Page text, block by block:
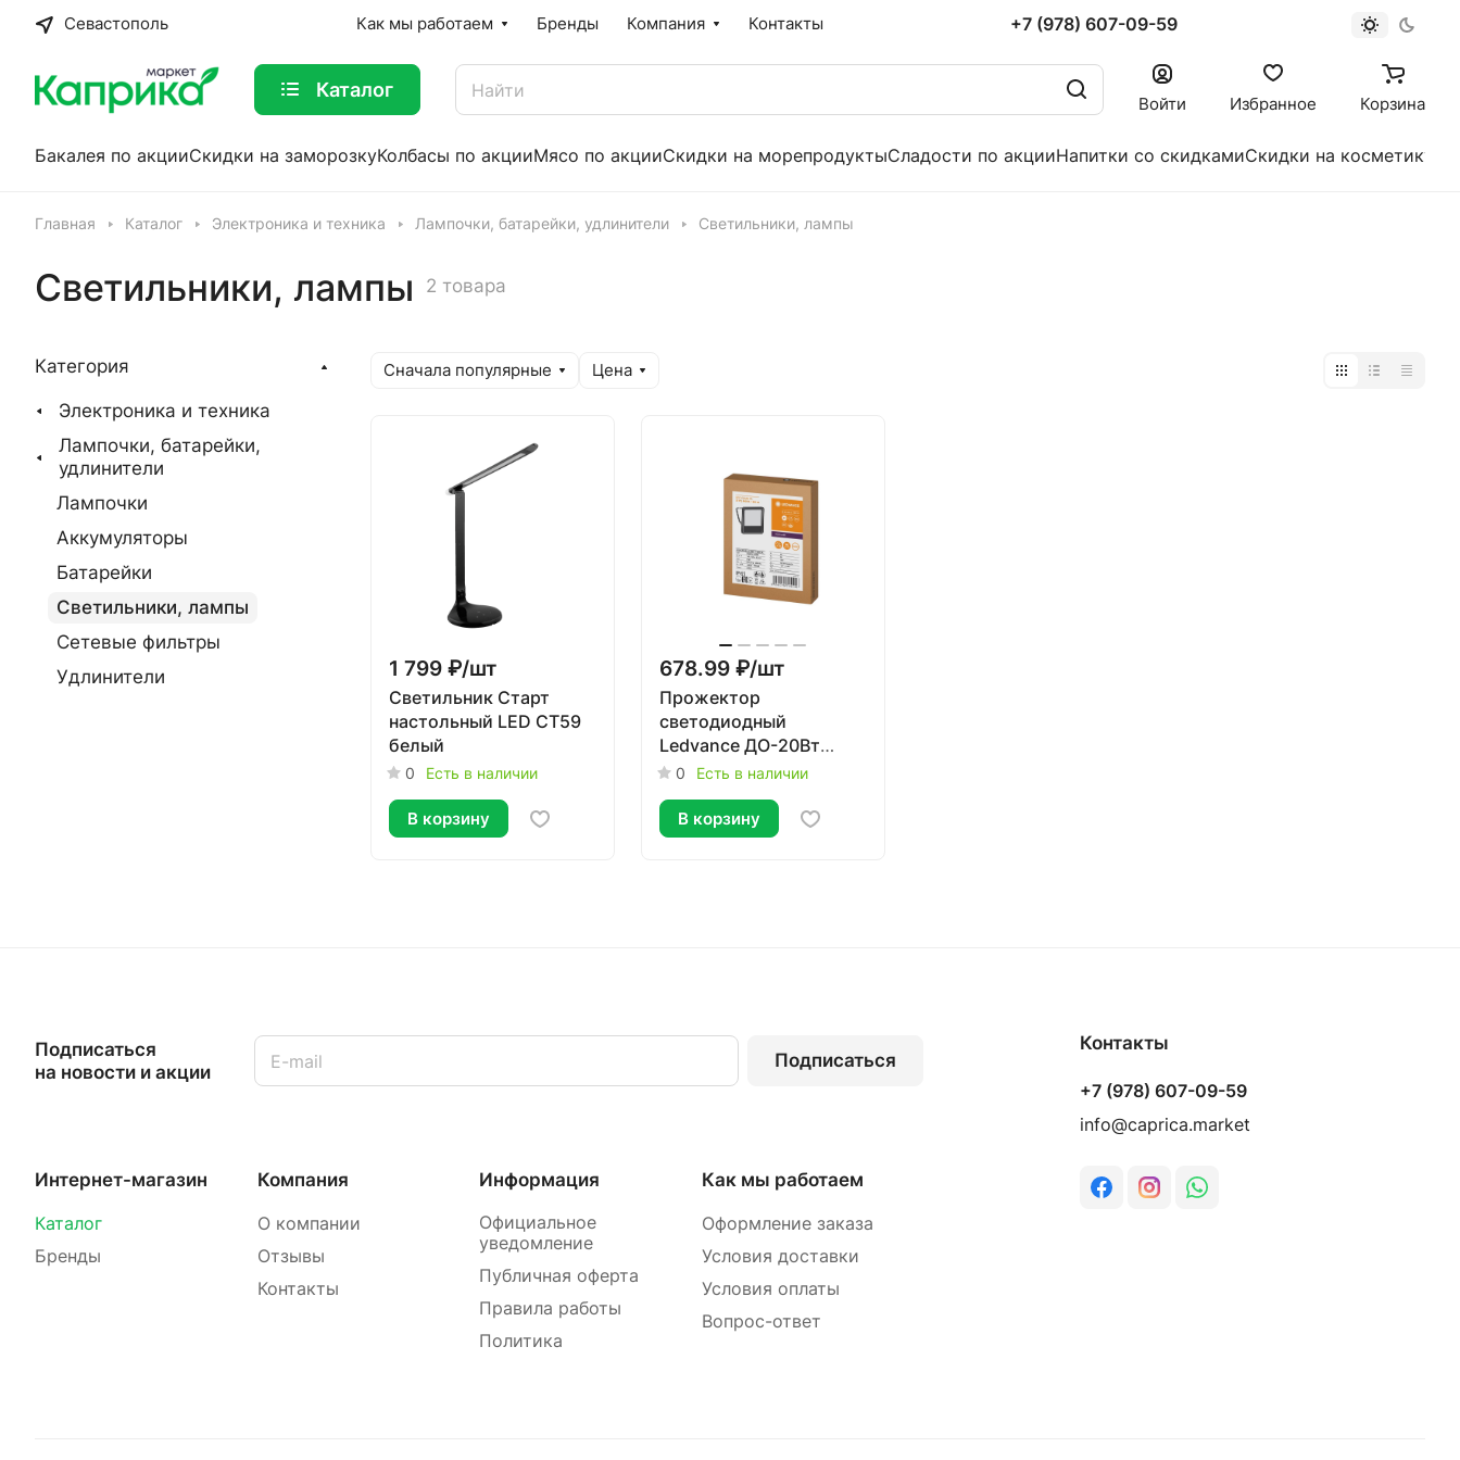
Севастополь Как мы работаем Бренды Компания Контакты +7 (978) 607-09-59
Каталог
Войти Избранное Корзина
Бакалея по акцииСкидки на заморозкуКолбасы по акцииМясо по акцииСкидки на морепродуктыСладости по акцииНапитки со скидкамиСкидки на косметику
Главная Каталог Электроника и техника Лампочки, батарейки, удлинители Светильники, лампы
Светильники, лампы 2 товара
Сначала популярные Цена
1 799 ₽/шт
Светильник Старт
настольный LED CT59
белый
0 Есть в наличии
В корзину
678.99 ₽/шт
Прожектор
светодиодный
Ledvance ДО-20Вт
4000К 1800Лм IP65
0 Есть в наличии
В корзину
Категория
Электроника и техника
Лампочки, батарейки,
удлинители
Лампочки
Аккумуляторы
Батарейки
Светильники, лампы
Сетевые фильтры
Удлинители
Подписаться
на новости и акции
Подписаться
Интернет-магазин
Каталог
Бренды
Компания
О компании
Отзывы
Контакты
Информация
Официальное
уведомление
Публичная оферта
Правила работы
Политика
Как мы работаем
Оформление заказа
Условия доставки
Условия оплаты
Вопрос-ответ
Контакты
+7 (978) 607-09-59
info@caprica.market